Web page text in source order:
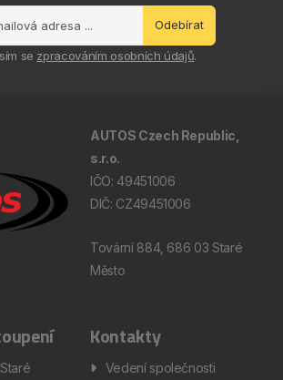
Odebírat
se zpracováním osobních údajů.
AUTOS Czech Republic,
s.r.o.
IČO: 49451006
DIČ: CZ49451006
Tovární 884, 686 03 Staré
Město
Staré
Kontakty
Vedení společnosti